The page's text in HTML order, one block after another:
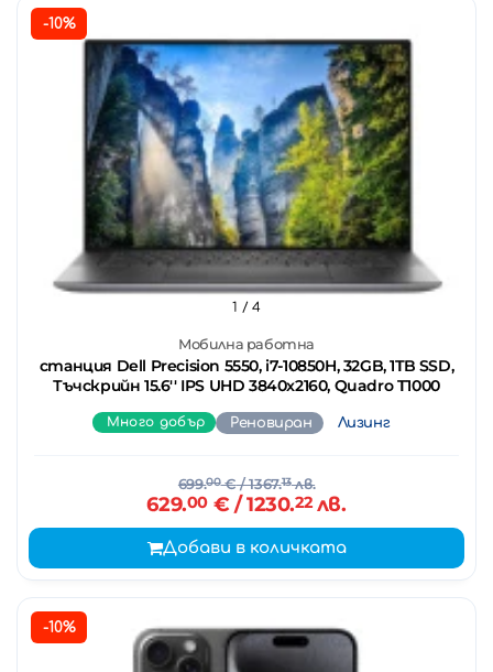
-10%
Мобилна работна
станция Dell Precision 5550, i7-10850H, 32GB, 1TB SSD,
Тъчскрийн 15.6'' IPS UHD 3840x2160, Quadro T1000
1 / 4
Много добър Реновиран Лизинг
699.00€/ 1367.13лв.
629.00€ / 1230.22лв.
Добави в количката
-10%